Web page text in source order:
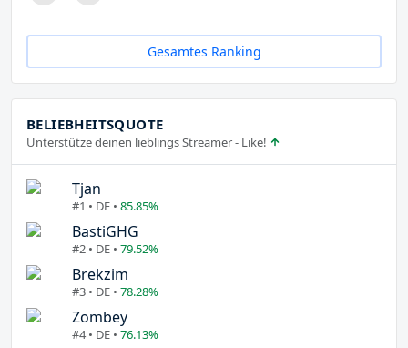
Gesamtes Ranking
BELIEBHEITSQUOTE
Unterstütze deinen lieblings Streamer - Like!
Tjan
#1 • DE • 85.85%
BastiGHG
#2 • DE • 79.52%
Brekzim
#3 • DE • 78.28%
Zombey
#4 • DE • 76.13%